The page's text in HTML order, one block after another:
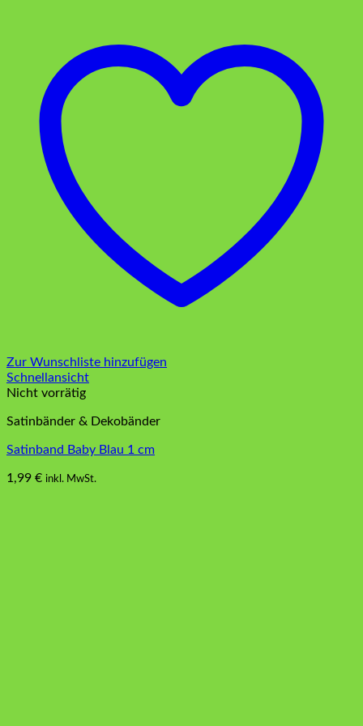
Zur Wunschliste hinzufügen
Schnellansicht
Nicht vorrätig
Satinbänder & Dekobänder
Satinband Baby Blau 1 cm
1,99 € inkl. MwSt.